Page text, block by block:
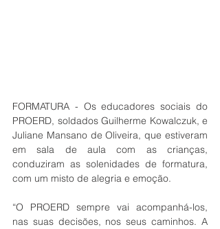
FORMATURA - Os educadores sociais do
PROERD, soldados Guilherme Kowalczuk, e
Juliane Mansano de Oliveira, que estiveram
em sala de aula com as crianças,
conduziram as solenidades de formatura,
com um misto de alegria e emoção.
“O PROERD sempre vai acompanhá-los,
nas suas decisões, nos seus caminhos. A